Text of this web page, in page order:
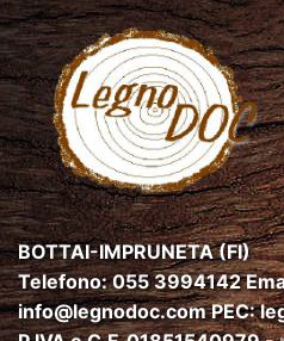
BOTTAI-IMPRUNETA (FI)
Telefono: 055 3994142
info@legnodoc.com PEC: